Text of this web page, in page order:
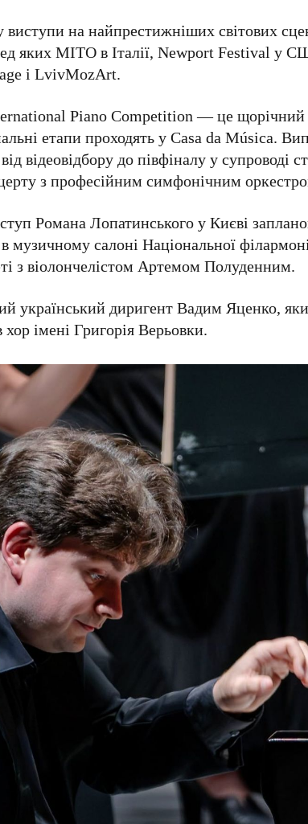
на найпрестижніших світових
якихMITOв Італії,Newport Festival у
іLvivMozArt.
Piano Competition— це щорічний
етапи проходять уCasa da Música.
відеовідбору до півфіналу у супроводі
з професійним симфонічним
Романа Лопатинськогоу Києві
в музичному салоніНаціональної
з віолончелістомАртемом Полуденним.
український диригентВадим Яценко,
хорімені Григорія Верьовки.